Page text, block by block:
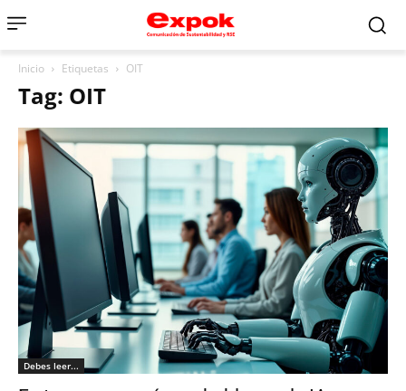
Inicio Etiquetas OIT
Tag: OIT
Debes leer...